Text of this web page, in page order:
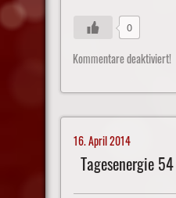
0
Kommentare deaktiviert!
16. April 2014
Tagesenergie 54